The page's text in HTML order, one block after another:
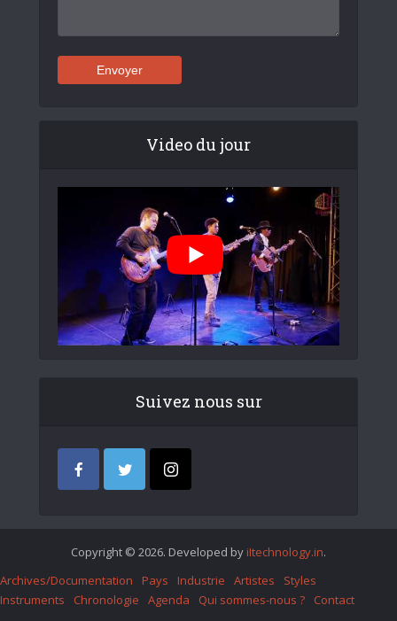
Video du jour
Suivez nous sur
Copyright © 2026. Developed by iItechnology.in.
Archives/Documentation
Pays Industrie Artistes
Styles
Instruments
Chronologie Agenda Qui sommes-nous ? Contact